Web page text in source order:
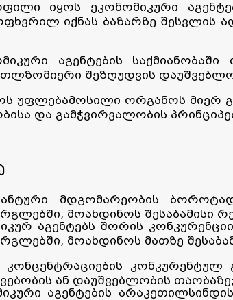
იყოს ეკონომიკური
იქნას ბაზარზე შესვლის
აგენტების
შეზღუდვის
უფლებამოსილი ორგანოს მიერ
და გამჭვირვალობის
მდგომარეობის
მოახდინოს შესაბამისი
აგენტებს შორის
მოახდინოს მათზე
კონკურენტულ
ან დაუშვებლობის თაობაზე;
აგენტების